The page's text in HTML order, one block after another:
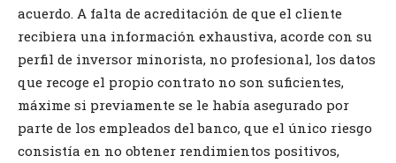
acuerdo. A falta de acreditación de que el cliente
recibiera una información exhaustiva, acorde con su
perfil de inversor minorista, no profesional, los datos
que recoge el propio contrato no son suficientes,
máxime si previamente se le había asegurado por
parte de los empleados del banco, que el único riesgo
consistía en no obtener rendimientos positivos,